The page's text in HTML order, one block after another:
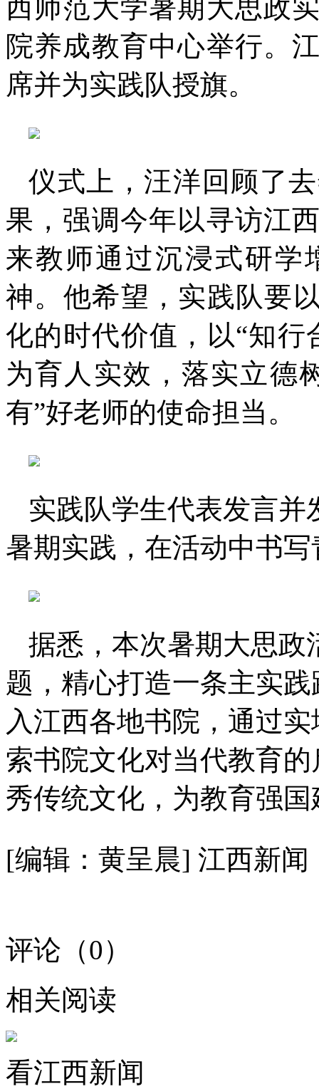
西师范大学暑期大思政
院养成教育中心举行。
席并为实践队授旗。
仪式上，汪洋回顾了
果，强调今年以寻访江
来教师通过沉浸式研学
神。他希望，实践队要
化的时代价值，以“知
为育人实效，落实立德
有”好老师的使命担当。
实践队学生代表发言
暑期实践，在活动中书
据悉，本次暑期大思政
题，精心打造一条主实
入江西各地书院，通过
索书院文化对当代教育
秀传统文化，为教育强
[编辑：黄呈晨] 江西新闻
评论（0）
相关阅读
看江西新闻